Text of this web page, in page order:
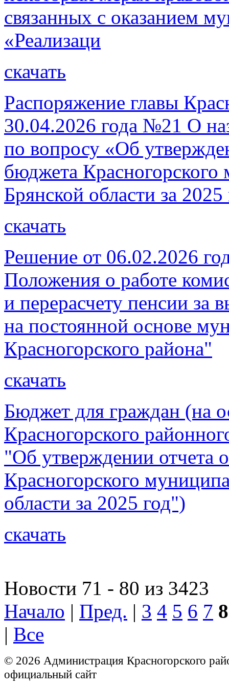
связанных с оказанием
«Реализаци
скачать
Распоряжение главы
30.04.2026 года №21 О
по вопросу «Об
бюджета
Брянской области за
скачать
Решение от 06.02.2026
Положения о работе
и перерасчету пенсии за
на постоянной основе
Красногорского района"
скачать
Бюджет для граждан (на
Красногорского
"Об утверждении отчета
Красногорского
области за 2025 год")
скачать
Новости 71 - 80 из 3423
Начало | Пред. | 3 4 5 6 7 8
| Все
© 2026 Администрация Красногорского
официальный сайт